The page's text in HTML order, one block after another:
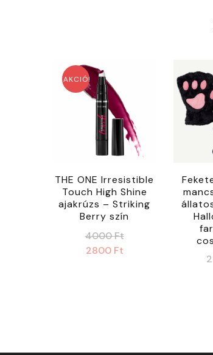
AKCIÓ!
THE ONE Irresistible
Touch High Shine
ajakrúzs – Striking
Berry szín
4000Ft
2800 Ft